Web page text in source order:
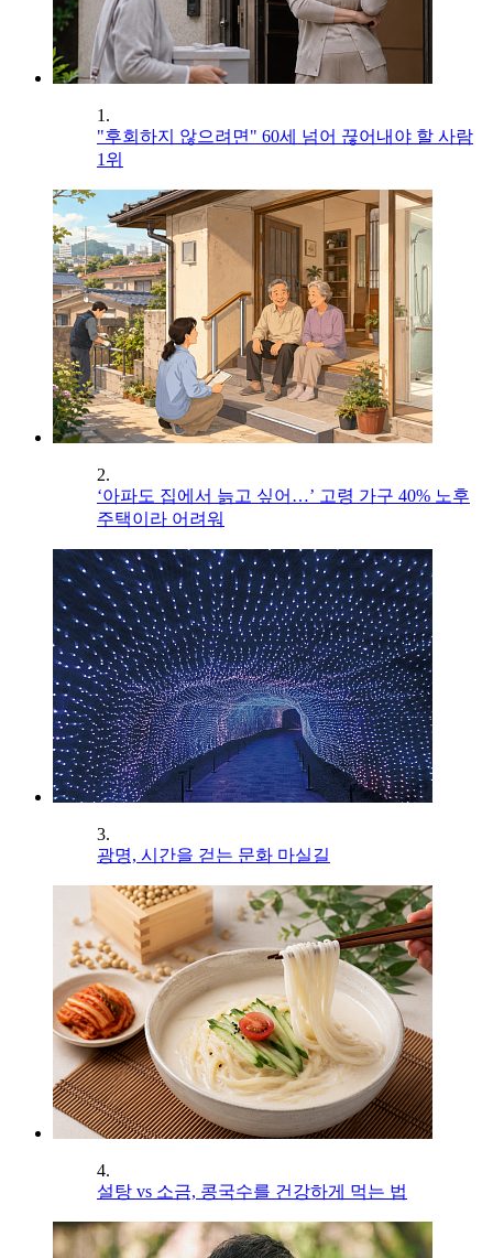
1.
"후회하지 않으려면" 60세 넘어 끊어내야 할 사람
1위
2.
‘아파도 집에서 늙고 싶어…’ 고령 가구 40% 노후
주택이라 어려워
3.
광명, 시간을 걷는 문화 마실길
4.
설탕 vs 소금, 콩국수를 건강하게 먹는 법